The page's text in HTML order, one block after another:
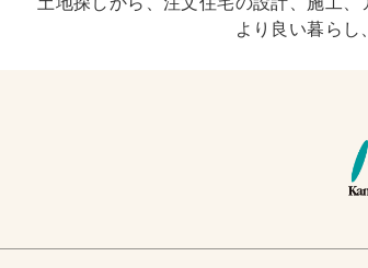
より良い暮ら